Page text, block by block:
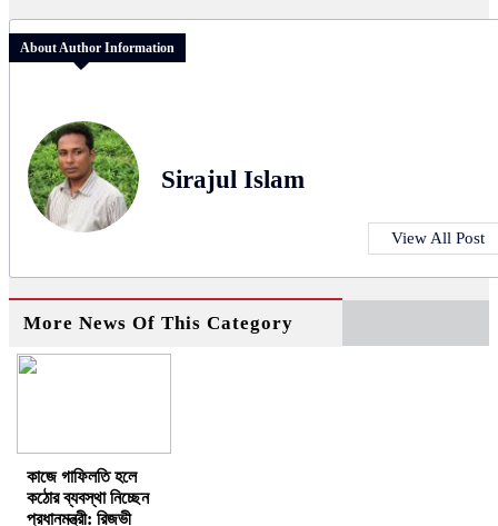
About Author Information
Sirajul Islam
View All Post
More News Of This Category
কাজে গাফিলতি হলে
কঠোর ব্যবস্থা নিচ্ছেন
প্রধানমন্ত্রী: রিজভী